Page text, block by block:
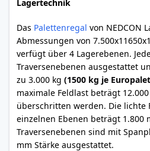
Lagertechnik
Das Palettenregal von NEDCON
Abmessungen von
verfügt über 4 Lagerebenen.
Traversenebenen ausgestattet
zu 3.000 kg (1500 kg je
maximale Feldlast beträgt
überschritten werden. Die lichte
einzelnen Ebenen beträgt 1.800
Traversenebenen sind mit
mm Stärke ausgestattet.